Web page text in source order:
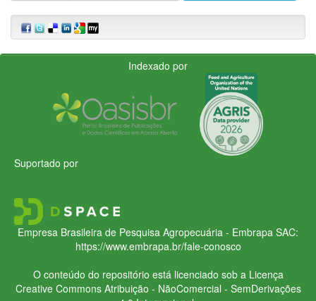
Indexado por
Suportado por
Empresa Brasileira de Pesquisa Agropecuária - Embrapa SAC:
https://www.embrapa.br/fale-conosco
O conteúdo do repositório está licenciado sob a Licença
Creative CommonsAtribuição - NãoComercial - SemDerivações